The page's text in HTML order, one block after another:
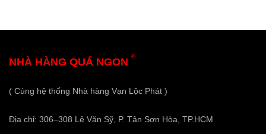
NHÀ HÀNG QUÁ NGON ®
( Cùng hệ thống Nhà hàng Vạn Lộc Phát )
Địa chỉ: 306–308 Lê Văn Sỹ, P. Tân Sơn Hòa, TP.HCM